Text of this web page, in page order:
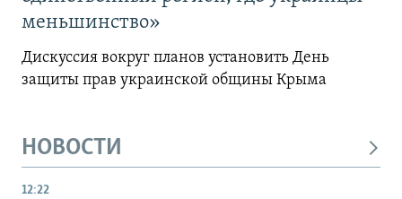
меньшинство»
Дискуссия вокруг планов установить День
защиты прав украинской общины Крыма
НОВОСТИ
12:22